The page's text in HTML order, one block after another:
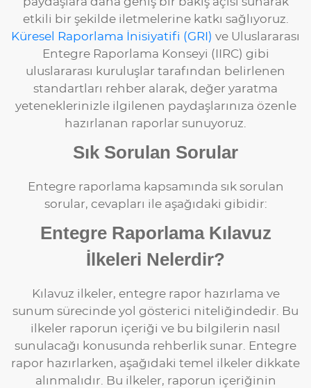
etkili bir şekilde iletmelerine katkı sağlıyoruz.
Küresel Raporlama İnisiyatifi (GRI) ve Uluslararası
Entegre Raporlama Konseyi (IIRC) gibi
uluslararası kuruluşlar tarafından belirlenen
standartları rehber alarak, değer yaratma
yeteneklerinizle ilgilenen paydaşlarınıza özenle
hazırlanan raporlar sunuyoruz.
Sık Sorulan Sorular
Entegre raporlama kapsamında sık sorulan
sorular, cevapları ile aşağıdaki gibidir:
Entegre Raporlama Kılavuz
İlkeleri Nelerdir?
Kılavuz ilkeler, entegre rapor hazırlama ve
sunum sürecinde yol gösterici niteliğindedir. Bu
ilkeler raporun içeriği ve bu bilgilerin nasıl
sunulacağı konusunda rehberlik sunar. Entegre
rapor hazırlarken, aşağıdaki temel ilkeler dikkate
alınmalıdır. Bu ilkeler, raporun içeriğinin